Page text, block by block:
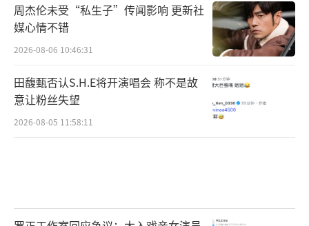
周杰伦未受“私生子”传闻影响 更新社
媒心情不错
2026-08-06 10:46:31
田馥甄否认S.H.E将开演唱会 称不是故
意让粉丝失望
2026-08-05 11:58:11